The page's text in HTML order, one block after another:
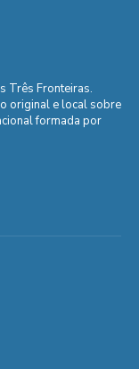
Três Fronteiras.
original e local sobre
formada por